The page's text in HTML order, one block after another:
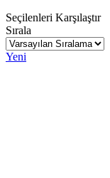
Seçilenleri Karşılaştır
Sırala
Yeni